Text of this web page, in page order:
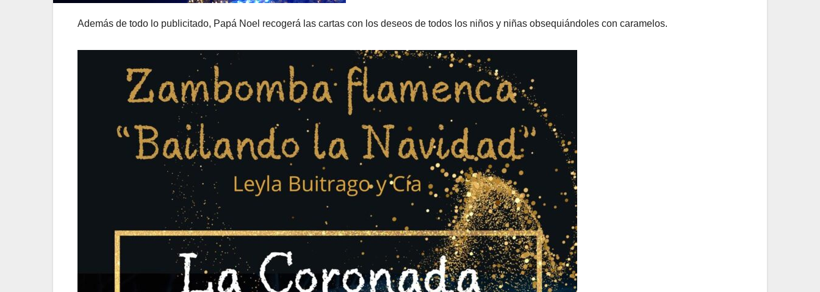
Además de todo lo publicitado, Papá Noel recogerá las cartas con los deseos de todos los niños y niñas obsequiándoles con caramelos.